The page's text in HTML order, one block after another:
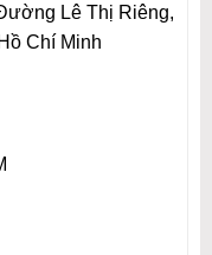
Lê Thị Riêng,
Chí Minh